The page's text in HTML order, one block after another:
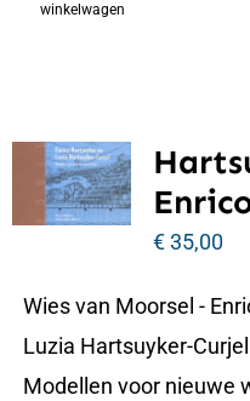
winkelwagen
€35,00
Wies van Moorsel -
Luzia Hartsuyker-
Modellen voor nieuwe